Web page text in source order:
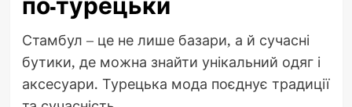
Стамбул – це не лише базари, а й сучасні
бутики, де можна знайти унікальний одяг і
аксесуари. Турецька мода поєднує традиції